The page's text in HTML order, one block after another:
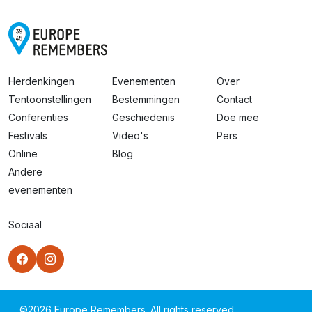
Herdenkingen
Tentoonstellingen
Conferenties
Festivals
Online
Andere
evenementen
Evenementen
Bestemmingen
Geschiedenis
Video's
Blog
Over
Contact
Doe mee
Pers
Sociaal
©2026 Europe Remembers. All rights reserved.